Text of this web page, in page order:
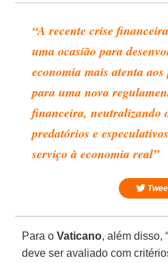
“A recente crise
uma ocasião para
economia mais atenta
para uma nova
financeira, neutralizando
predatórios e
serviço à economia real”
Para oVaticano, além disso,
deve ser avaliado com